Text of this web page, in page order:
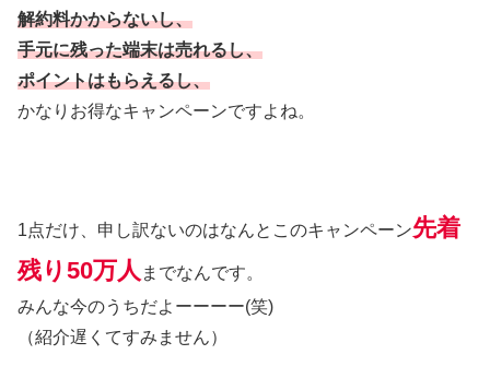
解約料かからないし、
手元に残った端末は売れるし、
ポイントはもらえるし、
かなりお得なキャンペーンですよね。
1点だけ、申し訳ないのはなんとこのキャンペーン先着
残り50万人 までなんです。
みんな今のうちだよーーーー(笑)
（紹介遅くてすみません）